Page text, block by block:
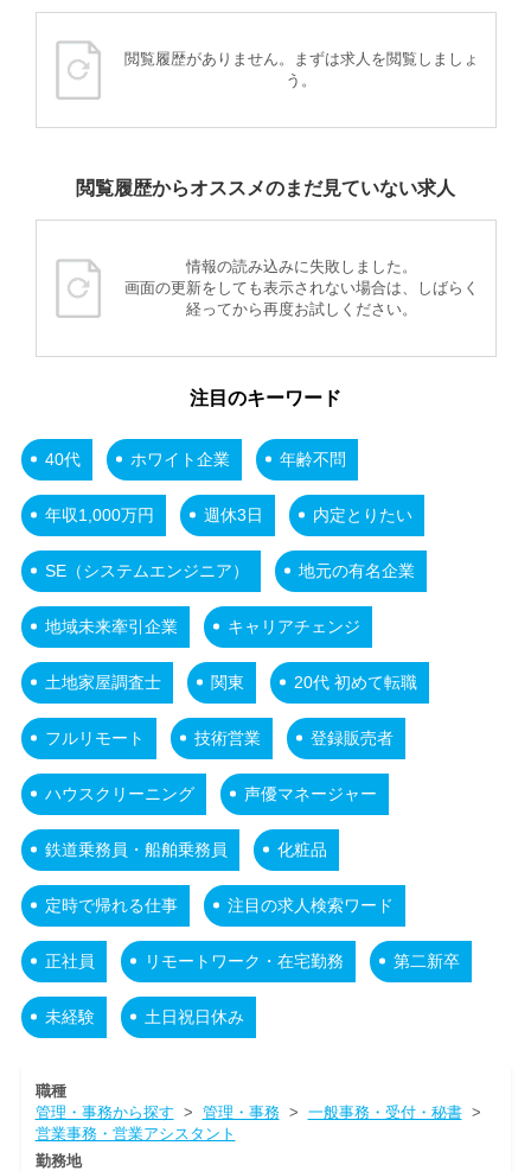
閲覧履歴がありません。まずは求人を閲覧しましょ
う。
閲覧履歴からオススメのまだ見ていない求人
情報の読み込みに失敗しました。
画面の更新をしても表示されない場合は、しばらく
経ってから再度お試しください。
注目のキーワード
40代 ホワイト企業 年齢不問
年収1,000万円 週休3日 内定とりたい
SE（システムエンジニア） 地元の有名企業
地域未来牽引企業 キャリアチェンジ
土地家屋調査士 関東 20代 初めて転職
フルリモート 技術営業 登録販売者
ハウスクリーニング 声優マネージャー
鉄道乗務員・船舶乗務員 化粧品
定時で帰れる仕事 注目の求人検索ワード
正社員 リモートワーク・在宅勤務 第二新卒
未経験 土日祝日休み
職種
管理・事務から探す > 管理・事務> 一般事務・受付・秘書>
営業事務・営業アシスタント
勤務地